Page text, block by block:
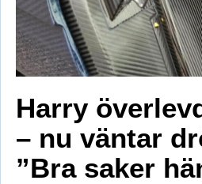
Harry
– nu väntar
”Bra saker